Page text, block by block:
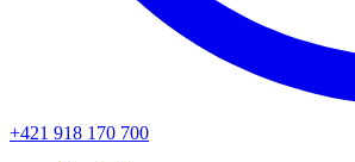
+421 918 170 700